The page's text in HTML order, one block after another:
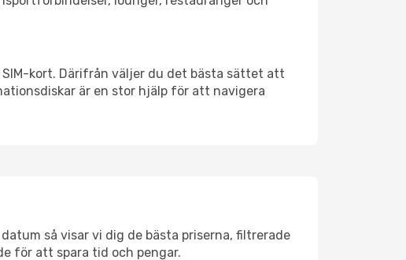
kort. Därifrån väljer du det bästa sättet att
är en stor hjälp för att navigera
så visar vi dig de bästa priserna, filtrerade
för att spara tid och pengar.